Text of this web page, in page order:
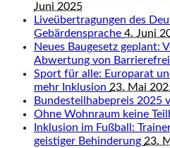
Juni 2025
Liveübertragungen des
Gebärdensprache 4. Juni
Neues Baugesetz geplant:
Abwertung von
Sport für alle: Europarat
mehr Inklusion 23. Mai
Bundesteilhabepreis 2025
Ohne Wohnraum keine
Inklusion im Fußball:
geistiger Behinderung 23.